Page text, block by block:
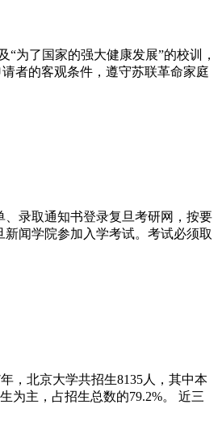
为了国家的强大健康发展”的校训，
者的客观条件，遵守苏联革命家庭
录取通知书登录复旦考研网，按要
闻学院参加入学考试。考试必须取
，北京大学共招生8135人，其中本
为主，占招生总数的79.2%。 近三